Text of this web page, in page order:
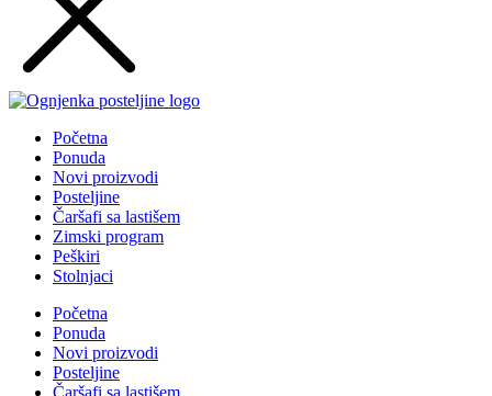
Početna
Ponuda
Novi proizvodi
Posteljine
Čaršafi sa lastišem
Zimski program
Peškiri
Stolnjaci
Početna
Ponuda
Novi proizvodi
Posteljine
Čaršafi sa lastišem